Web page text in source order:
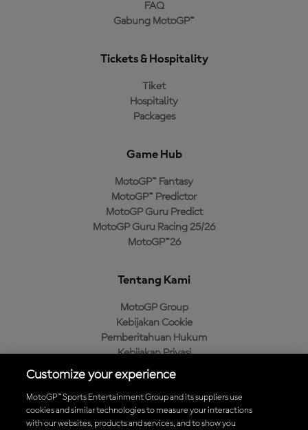
FAQ
Gabung MotoGP™
Tickets & Hospitality
Tiket
Hospitality
Packages
Game Hub
MotoGP™ Fantasy
MotoGP™ Predictor
MotoGP Guru Predict
MotoGP Guru Racing 25/26
MotoGP™26
Tentang Kami
MotoGP Group
Kebijakan Cookie
Pemberitahuan Hukum
Kebijakan Privasi
Kebijakan Pembelian
Unduh Aplikasi Resmi MotoGP™
Customize your experience
MotoGP™ Sports Entertainment Group and its suppliers use
cookies and similar technologies to measure your interactions
with our websites, products and services, and to show you